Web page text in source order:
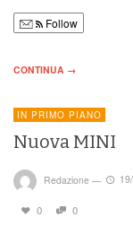
Follow
CONTINUA →
IN PRIMO PIANO
Nuova MINI
Redazione —
0 0